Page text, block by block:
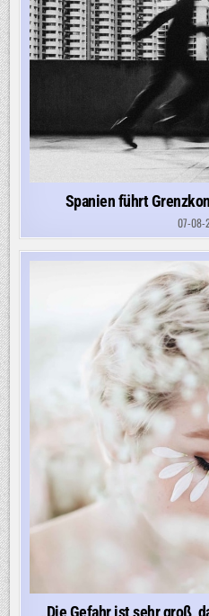
Spanien führt
07-08-
„Die Gefahr ist sehr groß,